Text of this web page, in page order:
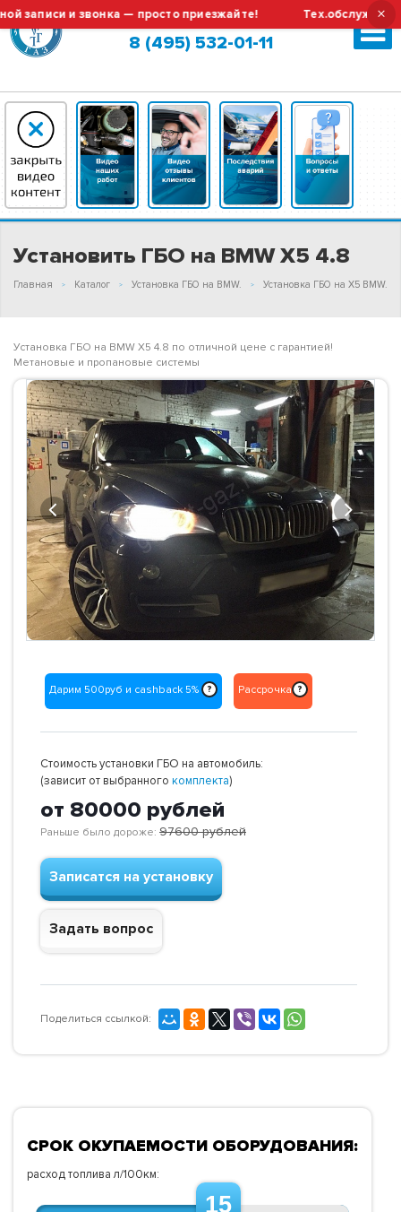
и звонка — просто приезжайте! Тех.обслуживание
×
Москва (сменить город?)
8 (495) 532-01-11
Установить ГБО на BMW X5 4.8
Главная Каталог Установка ГБО на BMW. Установка ГБО на X5 BMW.
Установка ГБО на BMW X5 4.8 по отличной цене с гарантией!
Метановые и пропановые системы
Previous Next
Дарим 500руб и cashback 5% ? Рассрочка ?
Стоимость установки ГБО на автомобиль:
(зависит от выбранного комплекта)
от 80000 рублей
Раньше было дороже: 97600рублей
Записатся на установку
Задать вопрос
Поделиться ссылкой:
СРОК ОКУПАЕМОСТИ ОБОРУДОВАНИЯ:
расход топлива л/100км:
15